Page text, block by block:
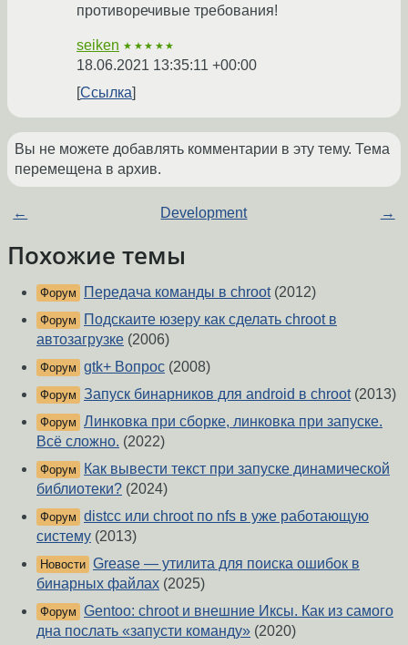
противоречивые требования!
seiken ★★★★★
18.06.2021 13:35:11 +00:00
Ссылка
Вы не можете добавлять комментарии в эту тему. Тема
перемещена в архив.
← Development →
Похожие темы
Форум Передача команды в chroot(2012)
Форум
Подскаите юзеру как сделать chroot в
автозагрузке (2006)
Форум gtk+ Вопрос (2008)
Форум Запуск бинарников для android в chroot(2013)
Форум Линковка при сборке, линковка при запуске.
Всё сложно. (2022)
Форум
Как вывести текст при запуске динамической
библиотеки? (2024)
Форум distcc или chroot по nfs в уже работающую
систему (2013)
Новости Grease — утилита для поиска ошибок в
бинарных файлах (2025)
Форум Gentoo: chroot и внешние Иксы. Как из самого
дна послать «запусти команду» (2020)